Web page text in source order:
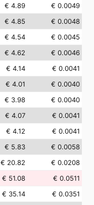
€ 4.89
€ 0.0049
€ 4.85
€ 0.0048
€ 4.54
€ 0.0045
€ 4.62
€ 0.0046
€ 4.14
€ 0.0041
€ 4.01
€ 0.0040
€ 3.98
€ 0.0040
€ 4.07
€ 0.0041
€ 4.12
€ 0.0041
€ 5.83
€ 0.0058
€ 20.82
€ 0.0208
€ 51.08
€ 0.0511
€ 35.14
€ 0.0351